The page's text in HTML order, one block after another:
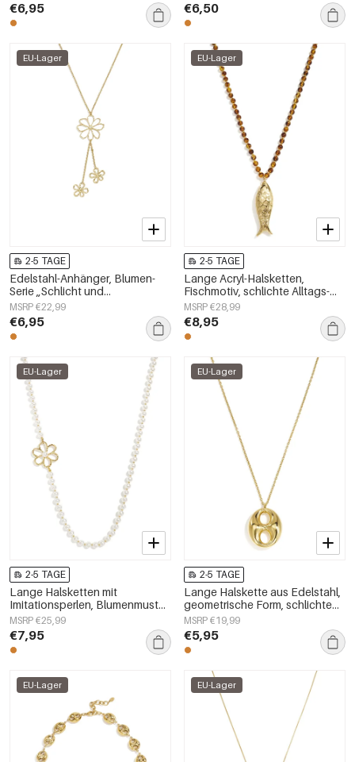
Damenschmuck
€6,95 €6,50
EU-Lager
2-5 TAGE
Edelstahl-Anhänger, Blumen-
Serie „Schlicht und
alltagstauglich“,
Damenschmuck
MSRP €22,99
€6,95
EU-Lager
2-5 TAGE
Lange Acryl-Halsketten,
Fischmotiv, schlichte Alltags-
Serie, Damenschmuck
MSRP €28,99
€8,95
EU-Lager
2-5 TAGE
Lange Halsketten mit
Imitationsperlen, Blumenmuster,
schlichte und elegante
Damenschmuckserie
MSRP €25,99
€7,95
EU-Lager
2-5 TAGE
Lange Halskette aus Edelstahl,
geometrische Form, schlichte
Alltags-Serie, Damenschmuck
MSRP €19,99
€5,95
EU-Lager EU-Lager